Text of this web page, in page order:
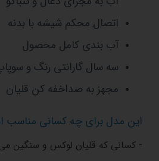
اتصال محکم شیشه با بدنه
آب بندی کامل محصول
سه سال گارانتی رنگ و
مجهز به صداخفه کن قلیان
این مدل برای چه کسانی
- کسانی که قلیان لوکس و سنگین